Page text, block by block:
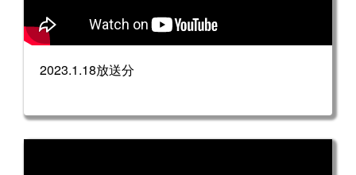
2023.1.18放送分